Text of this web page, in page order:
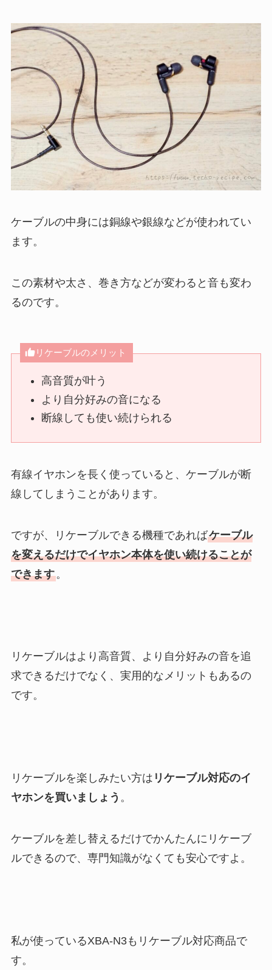
ケーブルの中身には銅線や銀線などが使われてい
ます。
この素材や太さ、巻き方などが変わると音も変わ
るのです。
リケーブルのメリット
高音質が叶う
より自分好みの音になる
断線しても使い続けられる
有線イヤホンを長く使っていると、ケーブルが断
線してしまうことがあります。
ですが、リケーブルできる機種であればケーブル
を変えるだけでイヤホン本体を使い続けることが
できます。
リケーブルはより高音質、より自分好みの音を追
求できるだけでなく、実用的なメリットもあるの
です。
リケーブルを楽しみたい方は リケーブル対応のイ
ヤホンを買いましょう 。
ケーブルを差し替えるだけでかんたんにリケーブ
ルできるので、専門知識がなくても安心ですよ。
私が使っているXBA-N3もリケーブル対応商品で
す。